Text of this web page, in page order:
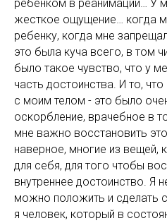
ребенком в реанимации… У
жесткое ощущение… когда
ребенку, когда мне
это была куча всего, в том
было такое чувство, что у
часть достоинства. И то,
с моим телом - это было
оскорбление, врачебное в
мне важно восстановить
наверное, многие из вещей,
для себя, для того чтобы
внутреннее достоинство. Я
можно положить и сделать
я человек, который в